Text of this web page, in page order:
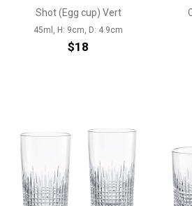
Shot (Egg cup) Vert
45ml, H: 9cm, D: 4.9cm
$18